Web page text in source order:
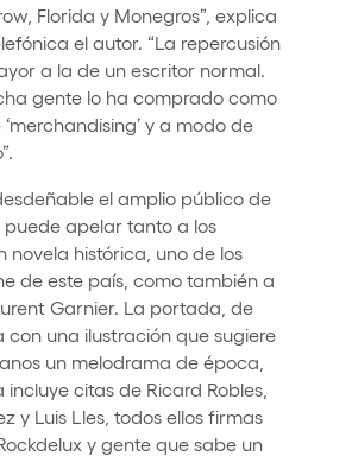
Florida y Monegros”, explica
el autor. “La repercusión
a la de un escritor normal.
gente lo ha comprado como
y a modo de
el amplio público de
puede apelar tanto a los
novela histórica, uno de los
de este país, como también a
Garnier. La portada, de
con una ilustración que sugiere
un melodrama de época,
incluye citas de Ricard Robles,
y Luis Lles, todos ellos firmas
y gente que sabe un